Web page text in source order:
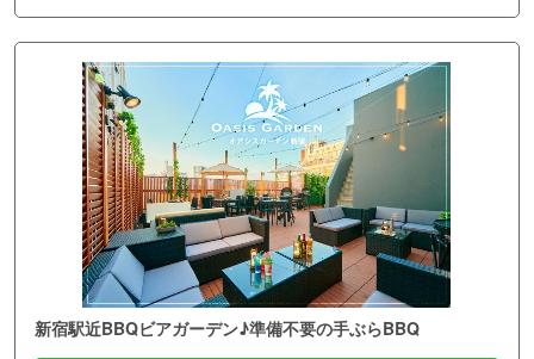
新宿駅近BBQビアガーデン♪準備不要の手ぶらBBQ